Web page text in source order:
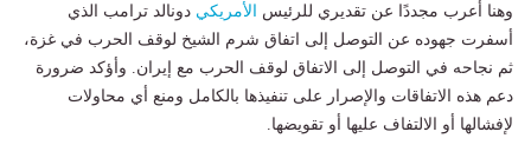
وهنا أعرب مجددًا عن تقديري للرئيس الأمريكي دونالد ترامب الذي
أسفرت جهوده عن التوصل إلى اتفاق شرم الشيخ لوقف الحرب في غزة،
ثم نجاحه في التوصل إلى الاتفاق لوقف الحرب مع إيران. وأؤكد ضرورة
دعم هذه الاتفاقات والإصرار على تنفيذها بالكامل ومنع أي محاولات
لإفشالها أو الالتفاف عليها أو تقويضها.